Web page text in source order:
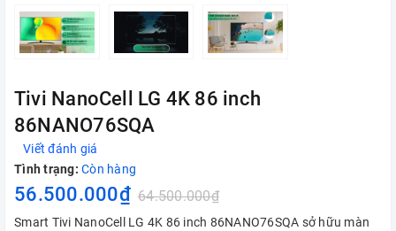
Tivi NanoCell LG 4K 86 inch
86NANO76SQA
Viết đánh giá
Tình trạng: Còn hàng
56.500.000₫ 64.500.000₫
Smart Tivi NanoCell LG 4K 86 inch 86NANO76SQA sở hữu màn